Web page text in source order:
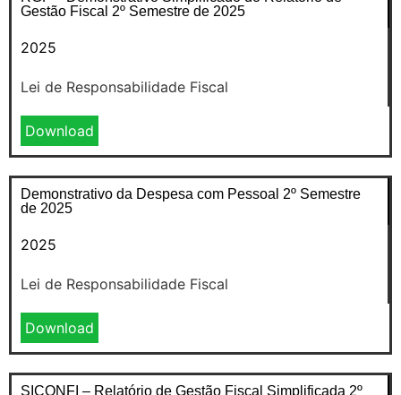
Gestão Fiscal 2º Semestre de 2025
2025
Lei de Responsabilidade Fiscal
Download
Demonstrativo da Despesa com Pessoal 2º Semestre
de 2025
2025
Lei de Responsabilidade Fiscal
Download
SICONFI – Relatório de Gestão Fiscal Simplificada 2º